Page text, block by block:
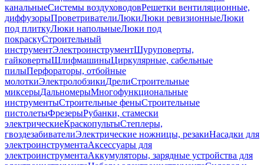
канальныеСистемы воздуховодовРешетки вентиляционные,
диффузорыПроветривателиЛюкиЛюки ревизионныеЛюки
под плиткуЛюки напольныеЛюки под
покраскуСтроительный
инструментЭлектроинструментШуруповерты,
гайковертыШлифмашиныЦиркулярные, сабельные
пилыПерфораторы, отбойные
молоткиЭлектролобзикиДрелиСтроительные
миксерыДальномерыМногофункциональные
инструментыСтроительные феныСтроительные
пистолетыФрезерыРубанки, стамески
электрическиеКраскопультыСтеплеры,
гвоздезабивателиЭлектрические ножницы, резакиНасадки для
электроинструментаАксессуары для
электроинструментаАккумуляторы, зарядные устройства для